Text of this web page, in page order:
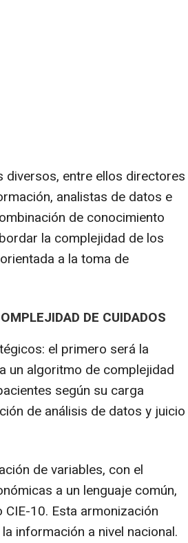
entre ellos directores
analistas de datos e
de conocimiento
la complejidad de los
a la toma de
DE CUIDADOS
el primero será la
un algoritmo de complejidad
según su carga
de análisis de datos y juicio
de variables, con el
a un lenguaje común,
10. Esta armonización
información a nivel nacional.